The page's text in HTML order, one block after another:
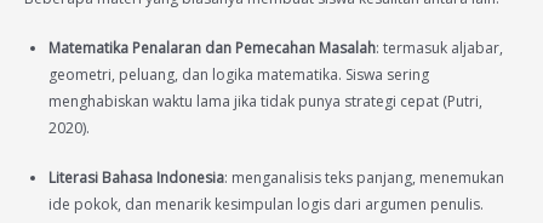
Matematika Penalaran dan Pemecahan Masalah: termasuk aljabar,
geometri, peluang, dan logika matematika. Siswa sering
menghabiskan waktu lama jika tidak punya strategi cepat (Putri,
2020).
Literasi Bahasa Indonesia: menganalisis teks panjang, menemukan
ide pokok, dan menarik kesimpulan logis dari argumen penulis.